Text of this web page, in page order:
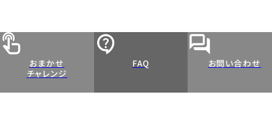
おまかせ
チャレンジ
FAQ お問い合わせ